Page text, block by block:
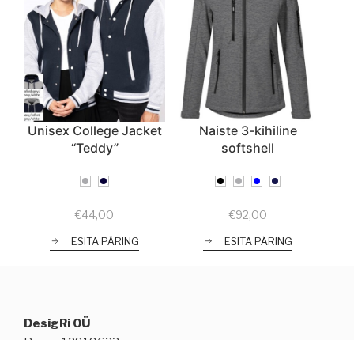
Unisex College Jacket
“Teddy”
€44,00
ESITA PÄRING
Naiste 3-kihiline
softshell
€92,00
ESITA PÄRING
DesigRi OÜ